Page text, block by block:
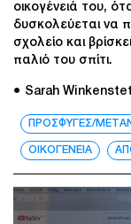
οικογένειά του,
δυσκολεύεται να
σχολείο και
παλιό του σπίτι.
● Sarah
ΠΡΟΣΦΥΓΕΣ/
ΟΙΚΟΓΕΝΕΙΑ